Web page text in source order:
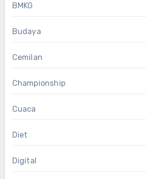
BMKG
Budaya
Cemilan
Championship
Cuaca
Diet
Digital